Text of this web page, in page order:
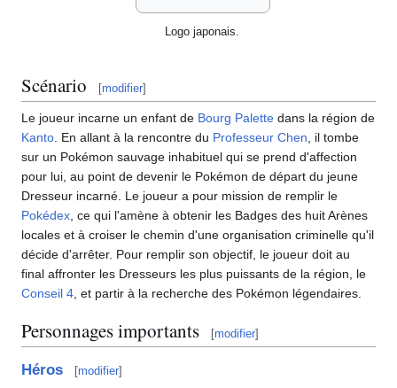
Logo japonais.
Scénario [modifier]
Le joueur incarne un enfant de Bourg Palette dans la région de
Kanto . En allant à la rencontre du Professeur Chen , il tombe
sur un Pokémon sauvage inhabituel qui se prend d'affection
pour lui, au point de devenir le Pokémon de départ du jeune
Dresseur incarné. Le joueur a pour mission de remplir le
Pokédex , ce qui l'amène à obtenir les Badges des huit Arènes
locales et à croiser le chemin d'une organisation criminelle qu'il
décide d'arrêter. Pour remplir son objectif, le joueur doit au
final affronter les Dresseurs les plus puissants de la région, le
Conseil 4 , et partir à la recherche des Pokémon légendaires.
Personnages importants [modifier]
Héros [modifier]